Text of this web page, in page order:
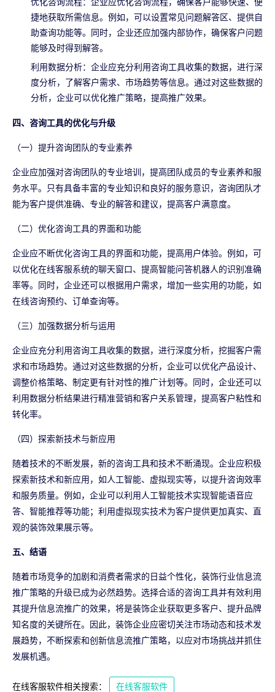
优化咨询流程：企业应优化咨询流程，确保客户能够快速、便
捷地获取所需信息。例如，可以设置常见问题解答区、提供自
助查询功能等。同时，企业还应加强内部协作，确保客户问题
能够及时得到解答。
利用数据分析：企业应充分利用咨询工具收集的数据，进行深
度分析，了解客户需求、市场趋势等信息。通过对这些数据的
分析，企业可以优化推广策略，提高推广效果。
四、咨询工具的优化与升级
（一）提升咨询团队的专业素养
企业应加强对咨询团队的专业培训，提高团队成员的专业素养和服
务水平。只有具备丰富的专业知识和良好的服务意识，咨询团队才
能为客户提供准确、专业的解答和建议，提高客户满意度。
（二）优化咨询工具的界面和功能
企业应不断优化咨询工具的界面和功能，提高用户体验。例如，可
以优化在线客服系统的聊天窗口、提高智能问答机器人的识别准确
率等。同时，企业还可以根据用户需求，增加一些实用的功能，如
在线咨询预约、订单查询等。
（三）加强数据分析与运用
企业应充分利用咨询工具收集的数据，进行深度分析，挖掘客户需
求和市场趋势。通过对这些数据的分析，企业可以优化产品设计、
调整价格策略、制定更有针对性的推广计划等。同时，企业还可以
利用数据分析结果进行精准营销和客户关系管理，提高客户粘性和
转化率。
（四）探索新技术与新应用
随着技术的不断发展，新的咨询工具和技术不断涌现。企业应积极
探索新技术和新应用，如人工智能、虚拟现实等，以提升咨询效率
和服务质量。例如，企业可以利用人工智能技术实现智能语音应
答、智能推荐等功能；利用虚拟现实技术为客户提供更加真实、直
观的装饰效果展示等。
五、结语
随着市场竞争的加剧和消费者需求的日益个性化，装饰行业信息流
推广策略的升级已成为必然趋势。选择合适的咨询工具并有效利用
其提升信息流推广的效果，将是装饰企业获取更多客户、提升品牌
知名度的关键所在。因此，装饰企业应密切关注市场动态和技术发
展趋势，不断探索和创新信息流推广策略，以应对市场挑战并抓住
发展机遇。
在线客服软件相关搜索： 在线客服软件